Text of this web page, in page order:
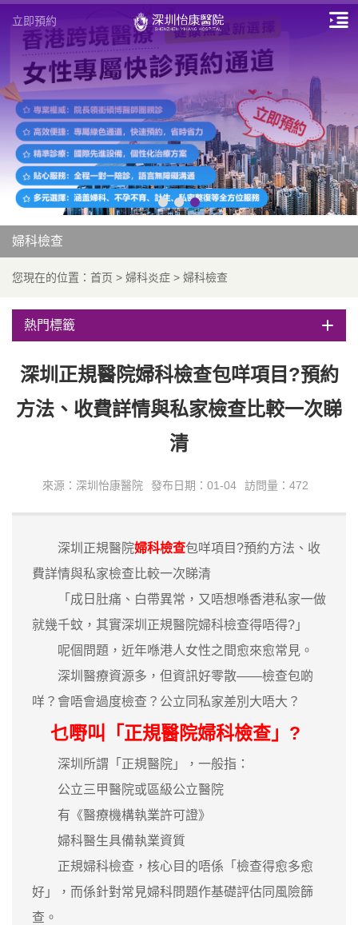
立即預約
婦科檢查
您現在的位置： 首页 > 婦科炎症 > 婦科檢查
熱門標籤
深圳正規醫院婦科檢查包咩項目?預約
方法、收費詳情與私家檢查比較一次睇
清
來源：深圳怡康醫院 發布日期：01-04 訪問量：472
深圳正規醫院婦科檢查包咩項目?預約方法、收
費詳情與私家檢查比較一次睇清
「成日肚痛、白帶異常，又唔想喺香港私家一做
就幾千蚊，其實深圳正規醫院婦科檢查得唔得?」
呢個問題，近年喺港人女性之間愈來愈常見。
深圳醫療資源多，但資訊好零散——檢查包啲
咩？會唔會過度檢查？公立同私家差別大唔大？
乜嘢叫「正規醫院婦科檢查」?
深圳所謂「正規醫院」，一般指：
公立三甲醫院或區級公立醫院
有《醫療機構執業許可證》
婦科醫生具備執業資質
正規婦科檢查，核心目的唔係「檢查得愈多愈
好」，而係針對常見婦科問題作基礎評估同風險篩
查。